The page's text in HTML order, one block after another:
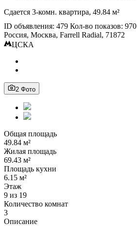
Сдается 3-комн. квартира, 49.84 м²
ID объявления: 479 Кол-во показов: 970
Россия, Москва, Farrell Radial, 71872
ЦСКА
2 Фото
Общая площадь
49.84 м²
Жилая площадь
69.43 м²
Площадь кухни
6.15 м²
Этаж
9 из 19
Количество комнат
3
Описание